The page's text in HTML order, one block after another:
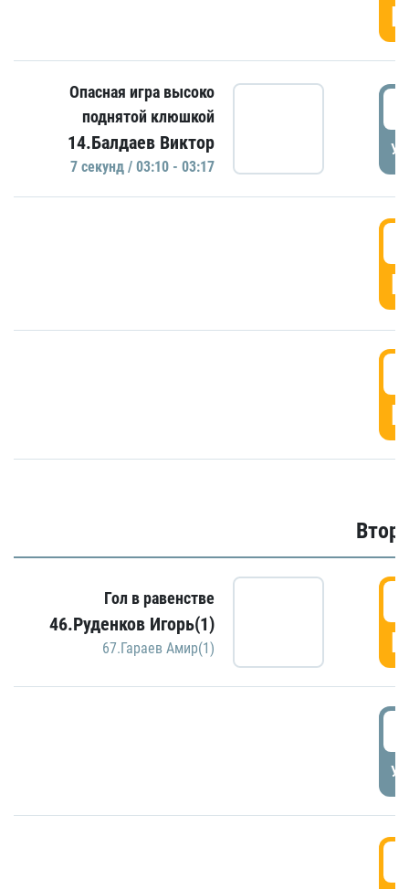
Опасная игра высоко
поднятой клюшкой
14.Балдаев Виктор
7 секунд / 03:10 - 03:17
Гол в равенстве
46.Руденков Игорь(1)
67.Гараев Амир(1)